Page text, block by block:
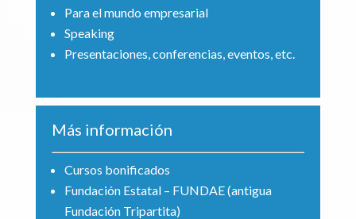
Para el mundo empresarial
Speaking
Presentaciones, conferencias, eventos, etc.
Más información
Cursos bonificados
Fundación Estatal – FUNDAE (antigua
Fundación Tripartita)